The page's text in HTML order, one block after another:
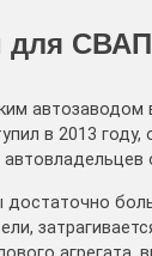
для
автозаводом
в 2013